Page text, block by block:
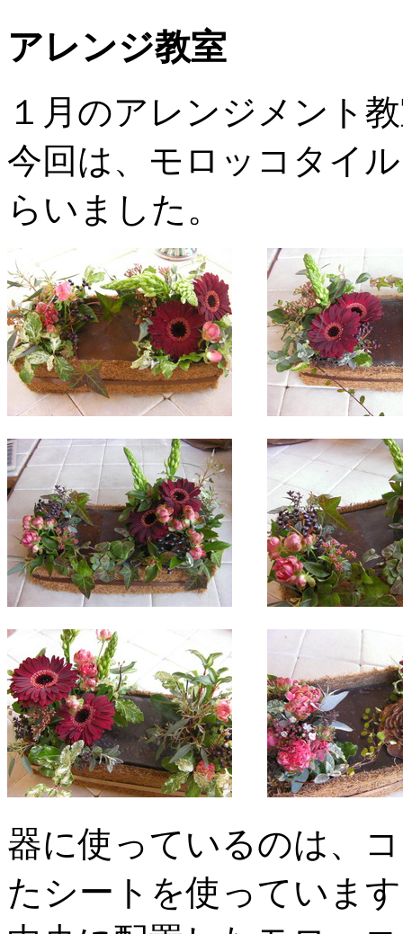
アレンジ教室
１月のアレンジメント
今回は、モロッコタイ
らいました。
器に使っているのは、
たシートを使っていま